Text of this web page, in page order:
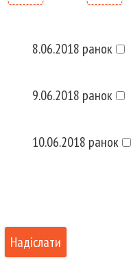
8.06.2018 ранок
9.06.2018 ранок
10.06.2018 ранок